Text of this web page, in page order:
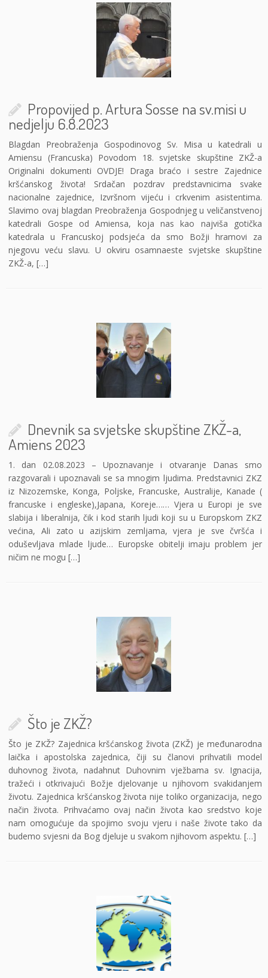
Propovijed p. Artura Sosse na sv.misi u
nedjelju 6.8.2023
Blagdan Preobraženja Gospodinovog Sv. Misa u katedrali u
Amiensu (Francuska) Povodom 18. svjetske skupštine ZKŽ-a
Originalni dokumenti OVDJE! Draga braćo i sestre Zajednice
kršćanskog života! Srdačan pozdrav predstavnicima svake
nacionalne zajednice, Izvršnom vijeću i crkvenim asistentima.
Slavimo ovaj blagdan Preobraženja Gospodnjeg u veličanstvenoj
katedrali Gospe od Amiensa, koja nas kao najviša gotička
katedrala u Francuskoj podsjeća da smo Božji hramovi za
njegovu veću slavu. U okviru osamnaeste svjetske skupštine
ZKŽ-a, […]
Dnevnik sa svjetske skupštine ZKŽ-a,
Amiens 2023
1. dan 02.08.2023 – Upoznavanje i otvaranje Danas smo
razgovarali i upoznavali se sa mnogim ljudima. Predstavnici ZKZ
iz Nizozemske, Konga, Poljske, Francuske, Australije, Kanade (
francuske i engleske),Japana, Koreje…… Vjera u Europi je sve
slabija i liberalnija, čik i kod starih ljudi koji su u Europskom ZKZ
većina, Ali zato u azijskim zemljama, vjera je sve čvršća i
oduševljava mlade ljude… Europske obitelji imaju problem jer
ničim ne mogu […]
Što je ZKŽ?
Što je ZKŽ? Zajednica kršćanskog života (ZKŽ) je međunarodna
laička i apostolska zajednica, čiji su članovi prihvatili model
duhovnog života, nadahnut Duhovnim vježbama sv. Ignacija,
tražeći i otkrivajući Božje djelovanje u njihovom svakidanjem
životu. Zajednica kršćanskog života nije toliko organizacija, nego
način života. Prihvaćamo ovaj način života kao sredstvo koje
nam omogućuje da spojimo svoju vjeru i naše živote tako da
budemo svjesni da Bog djeluje u svakom njihovom aspektu. […]